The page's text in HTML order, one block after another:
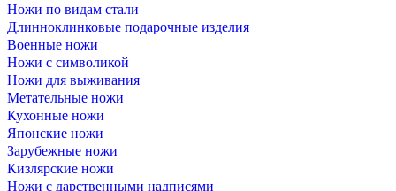
Ножи по видам стали
Длинноклинковые подарочные изделия
Военные ножи
Ножи с символикой
Ножи для выживания
Метательные ножи
Кухонные ножи
Японские ножи
Зарубежные ножи
Кизлярские ножи
Ножи с дарственными надписями